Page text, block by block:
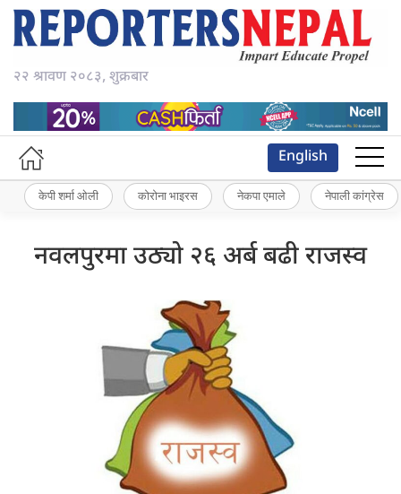
२२ श्रावण २०८३, शुक्रबार
English
केपी शर्मा ओली कोरोना भाइरस नेकपा एमाले नेपाली कांग्रेस
नवलपुरमा उठ्यो २६ अर्ब बढी राजस्व